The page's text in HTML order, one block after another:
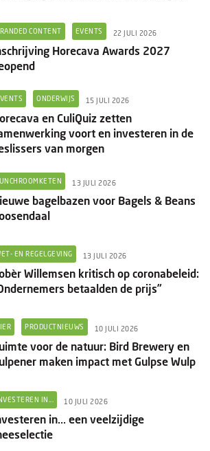
CONTENT EVENTS 22 JULI 2026
Horecava Awards 2027
ONDERWIJS 15 JULI 2026
en CuliQuiz zetten
voort en investeren in de
van morgen
13 JULI 2026
bagelbazen voor Bagels & Beans
EN REGELGEVING 13 JULI 2026
Willemsen kritisch op coronabeleid:
betaalden de prijs”
PRODUCTNIEUWS 10 JULI 2026
voor de natuur: Bird Brewery en
maken impact met Gulpse Wulp
IN... 10 JULI 2026
in... een veelzijdige